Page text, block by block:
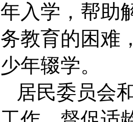
年入学，帮助
务教育的困难
少年辍学。
居民委员会